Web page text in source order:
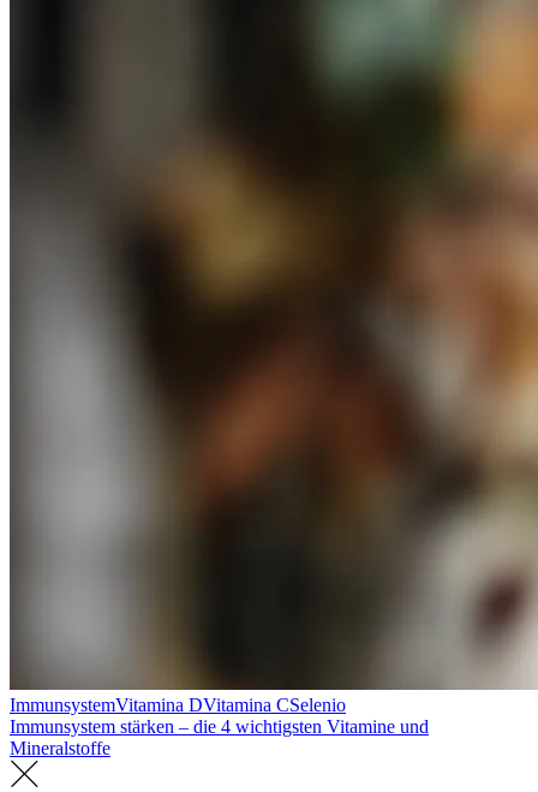
ImmunsystemVitamina DVitamina CSelenio
Immunsystem stärken – die 4 wichtigsten Vitamine und
Mineralstoffe